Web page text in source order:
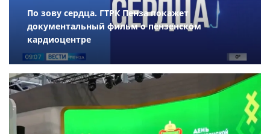
По зову сердца. ГТРК Пенза покажет
документальный фильм о пензенском
кардиоцентре